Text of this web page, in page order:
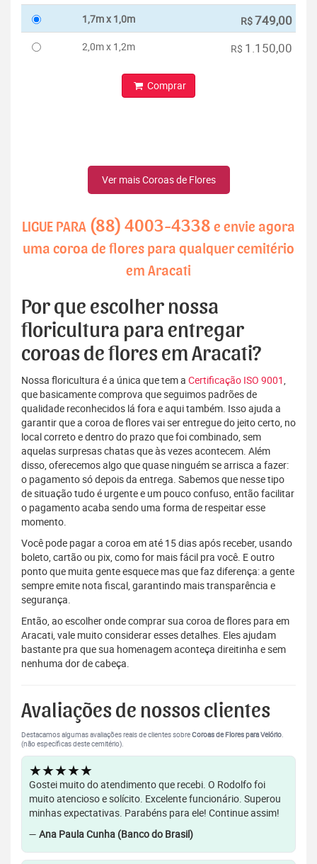
1,7m x 1,0m R$749,00
2,0m x 1,2m R$ 1.150,00
Comprar
Ver mais Coroas de Flores
LIGUE PARA (88) 4003-4338 e envie agora
uma coroa de flores para qualquer cemitério
em Aracati
Por que escolher nossa
floricultura para entregar
coroas de flores em Aracati?
Nossa floricultura é a única que tem a Certificação ISO 9001,
que basicamente comprova que seguimos padrões de
qualidade reconhecidos lá fora e aqui também. Isso ajuda a
garantir que a coroa de flores vai ser entregue do jeito certo, no
local correto e dentro do prazo que foi combinado, sem
aquelas surpresas chatas que às vezes acontecem. Além
disso, oferecemos algo que quase ninguém se arrisca a fazer:
o pagamento só depois da entrega. Sabemos que nesse tipo
de situação tudo é urgente e um pouco confuso, então facilitar
o pagamento acaba sendo uma forma de respeitar esse
momento.
Você pode pagar a coroa em até 15 dias após receber, usando
boleto, cartão ou pix, como for mais fácil pra você. E outro
ponto que muita gente esquece mas que faz diferença: a gente
sempre emite nota fiscal, garantindo mais transparência e
segurança.
Então, ao escolher onde comprar sua coroa de flores para em
Aracati, vale muito considerar esses detalhes. Eles ajudam
bastante pra que sua homenagem aconteça direitinha e sem
nenhuma dor de cabeça.
Avaliações de nossos clientes
Destacamos algumas avaliações reais de clientes sobreCoroas de Flores para Velório.
(não específicas deste cemitério).
★★★★★
Gostei muito do atendimento que recebi. O Rodolfo foi
muito atencioso e solícito. Excelente funcionário. Superou
minhas expectativas. Parabéns para ele! Continue assim!
— Ana Paula Cunha (Banco do Brasil)